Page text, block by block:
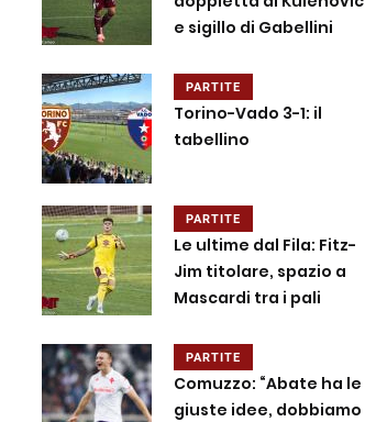
e sigillo di Gabellini
PARTITE
Torino-Vado 3-1: il
tabellino
PARTITE
Le ultime dal Fila: Fitz-
Jim titolare, spazio a
Mascardi tra i pali
PARTITE
Comuzzo: “Abate ha le
giuste idee, dobbiamo